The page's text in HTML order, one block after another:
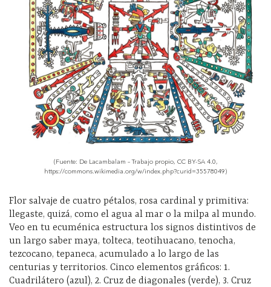
(Fuente: De Lacambalam – Trabajo propio, CC BY-SA 4.0,
https://commons.wikimedia.org/w/index.php?curid=35578049)
Flor salvaje de cuatro pétalos, rosa cardinal y primitiva:
llegaste, quizá, como el agua al mar o la milpa al mundo.
Veo en tu ecuménica estructura los signos distintivos de
un largo saber maya, tolteca, teotihuacano, tenocha,
tezcocano, tepaneca, acumulado a lo largo de las
centurias y territorios. Cinco elementos gráficos: 1.
Cuadrilátero (azul), 2. Cruz de diagonales (verde), 3. Cruz